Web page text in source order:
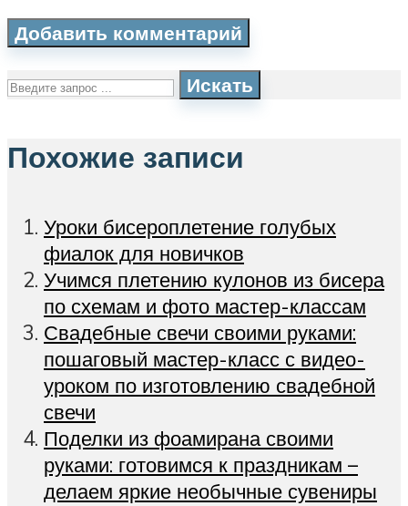
Искать
Похожие записи
Уроки бисероплетение голубых
фиалок для новичков
Учимся плетению кулонов из бисера
по схемам и фото мастер-классам
Свадебные свечи своими руками:
пошаговый мастер-класс с видео-
уроком по изготовлению свадебной
свечи
Поделки из фоамирана своими
руками: готовимся к праздникам –
делаем яркие необычные сувениры